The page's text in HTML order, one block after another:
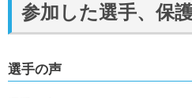
参加した選手、保
選手の声